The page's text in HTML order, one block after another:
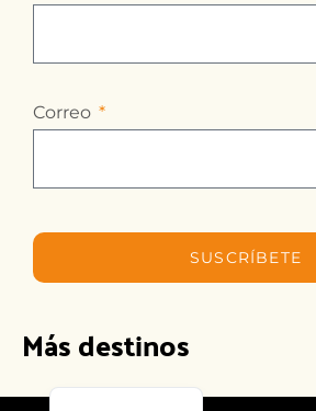
Correo
SUSCRÍBETE
Más destinos